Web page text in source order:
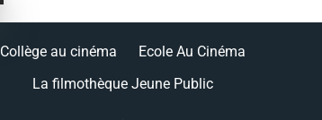
Collège au cinéma
Ecole Au Cinéma
La filmothèque Jeune Public